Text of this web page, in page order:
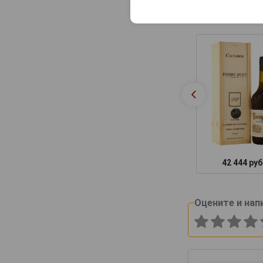
42 444
Оцените и